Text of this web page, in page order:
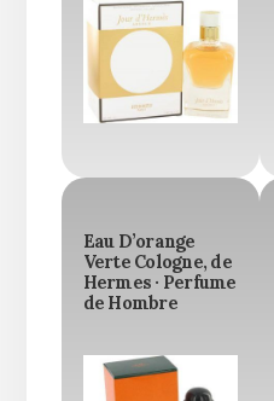
Eau D’orange
Verte Cologne, de
Hermes · Perfume
de Hombre